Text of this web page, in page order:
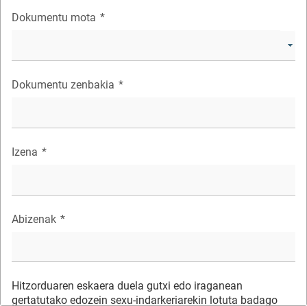
Dokumentu mota *
Dokumentu zenbakia *
Izena *
Abizenak *
Hitzorduaren eskaera duela gutxi edo iraganean
gertatutako edozein sexu-indarkeriarekin lotuta badago